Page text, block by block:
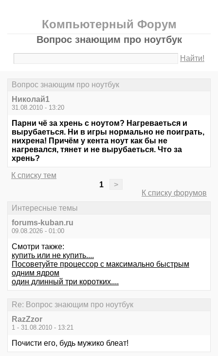
Компьютерный Форум
Вопрос знающим про ноутбук
Найти!
Вопрос знающим про ноутбук
Hиколай1
31.08.2010 - 13:20
Парни чё за хрень с ноутом? Нагреваеться и
вырубаеться. Ни в игры нормально не поиграть,
нихрена! Причём у кента ноут как бы не
нагревался, тянет и не вырубаеться. Что за
хрень?
К списку тем
1
>
К списку форумов
Интересные темы
forums-kuban.ru
09.08.2026 - 01:00
Смотри также:
купить или не купить....
Посоветуйте процессор с максимально быстрым
одним ядром
один длинный три коротких....
Re: Вопрос знающим про ноутбук
RazZzor
1 - 31.08.2010 - 13:21
Почисти его, будь мужико блеат!